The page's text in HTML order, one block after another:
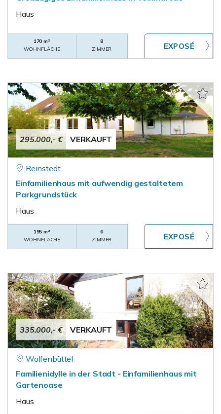
Haus
170 m²
WOHNFLÄCHE
8
ZIMMER
295.000,- € VERKAUFT
Reinstedt
Einfamilienhaus mit aufwendig gestaltetem
Parkgrundstück
Haus
195 m²
WOHNFLÄCHE
6
ZIMMER
335.000,- € VERKAUFT
Wolfenbüttel
Familienidylle in der Stadt - Einfamilienhaus mit
Gartenoase
Haus